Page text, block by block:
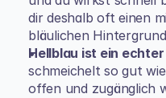
dir deshalb oft einen
bläulichen
Hellblau ist ein
schmeichelt so gut
offen und zugänglich